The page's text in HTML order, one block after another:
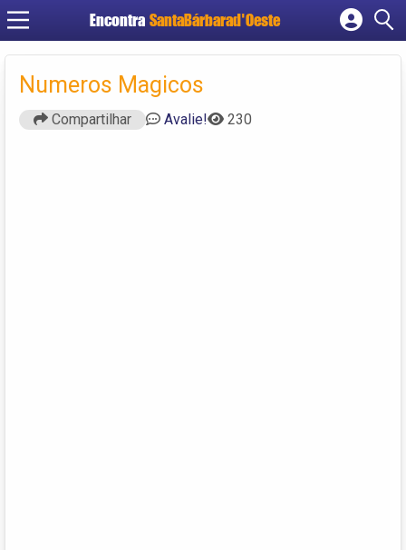
Encontra SantaBárbarad'Oeste
Cadastrar empresa
Criar conta
Numeros Magicos
Compartilhar Avalie! 230